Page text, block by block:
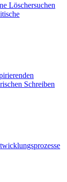
Löschersuchen
Schreiben